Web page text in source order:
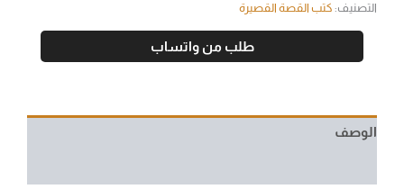
التصنيف: كتب القصة القصيرة
طلب من واتساب
الوصف